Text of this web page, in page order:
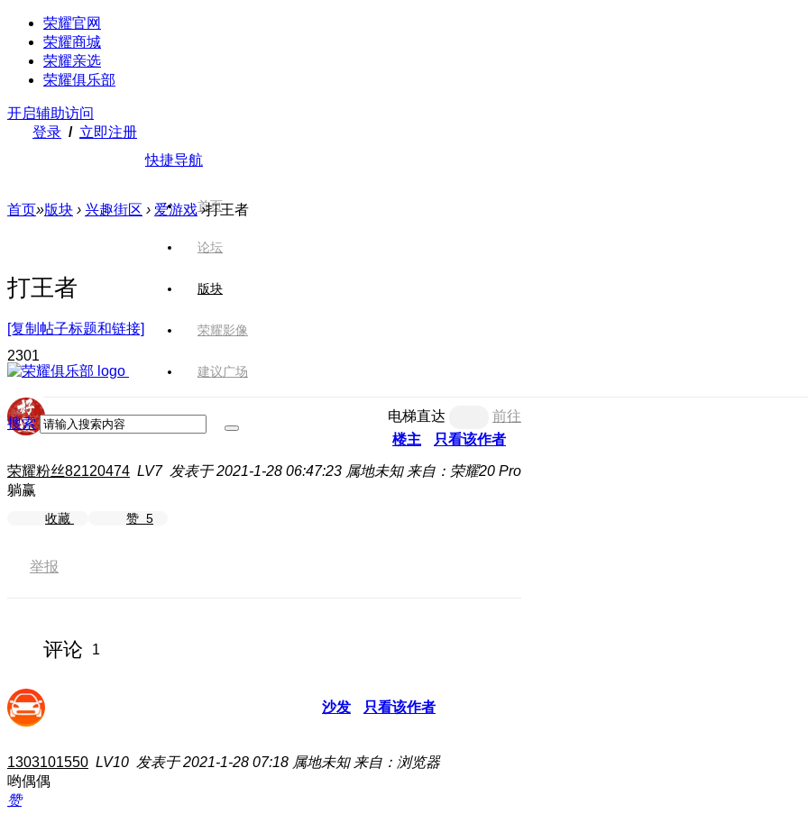
荣耀官网
荣耀商城
荣耀亲选
荣耀俱乐部
开启辅助访问
登录 / 立即注册
快捷导航
首页
论坛
版块
荣耀影像
建议广场
搜索
首页»版块 › 兴趣街区 › 爱游戏 ›打王者
打王者
[复制帖子标题和链接]
2301
电梯直达
前往
楼主
只看该作者
荣耀粉丝82120474 LV7 发表于 2021-1-28 06:47:23 属地未知 来自：荣耀20 Pro
躺赢
收藏 赞 5
举报
评论 1
沙发 只看该作者
1303101550 LV10 发表于 2021-1-28 07:18 属地未知 来自：浏览器
哟偶偶
赞